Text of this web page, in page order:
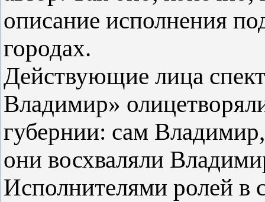
описание исполнения
городах.
Действующие лица
Владимир»
губернии: сам
они восхваляли
Исполнителями ролей в